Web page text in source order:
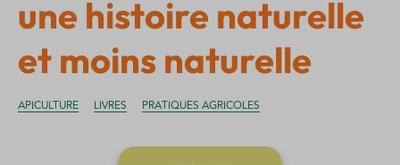
une histoire naturelle
et moins naturelle
APICULTURE LIVRES PRATIQUES AGRICOLES